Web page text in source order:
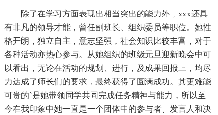
除了在学习方面表现出相当突出的能力外，xxx还具
有非凡的领导才能，曾任副班长、组织委员等职位。她性
格开朗，独立自主，意志坚强，社会知识比较丰富，对于
各种活动亦热心参与。从她组织的班级元旦迎新晚会中可
以看出，无论在活动的规划、进行，及成果回报上，均尽
力达成了师长们的要求，最终获得了圆满成功。其更难能
可贵的`是她带领同学共同完成任务精神与能力，所以至
今在我印象中她一直是一个团体中的参与者、发言人和决